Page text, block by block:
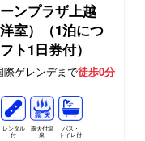
ンプラザ上越
洋室）（1泊につ
ト1日券付）
際ゲレンデまで徒歩0分
レンタル
付
露天付温
泉
バス・
トイレ付